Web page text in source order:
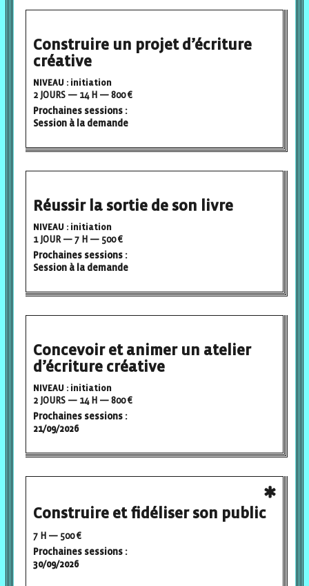
Construire un projet d’écriture
créative
NIVEAU : initiation
2 JOURS — 14 H — 800 €
Prochaines sessions :
Session à la demande
Réussir la sortie de son livre
NIVEAU : initiation
1 JOUR — 7 H — 500 €
Prochaines sessions :
Session à la demande
Concevoir et animer un atelier
d’écriture créative
NIVEAU : initiation
2 JOURS — 14 H — 800 €
Prochaines sessions :
21/09/2026
Construire et fidéliser son public
7 H — 500 €
Prochaines sessions :
30/09/2026